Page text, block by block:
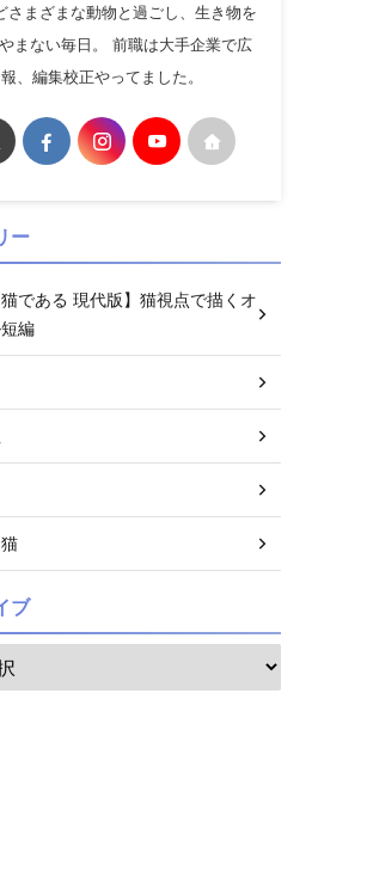
さまざまな動物と過ごし、生き物を
まない毎日。 前職は大手企業で広
報、編集校正やってました。
ー
猫である 現代版】猫視点で描くオ
編
ブ